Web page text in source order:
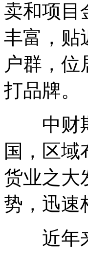
卖和项目
丰富，贴
户群，
打品牌。
中财期
国，区域
货业之大
势，迅速
近年来